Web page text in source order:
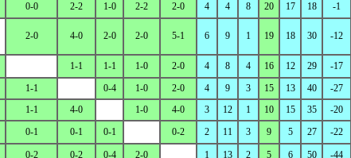
0-0 2-2 1-0 2-2 2-0 4 4 8 20 17 18 -1
2-0 4-0 2-0 2-0 5-1 6 9 1 19 18 30 -12
1-1 1-1 1-0 2-0 4 8 4 16 12 29
-17
1-1 0-4 1-0 2-0 4 9 3 15 13 40
-27
1-1 4-0 1-0 4-0 3 12 1 10 15 35
-20
0-1 0-1 0-1 0-2 2 11 3 9 5 27 -22
0-2 0-2 0-4 2-0 1 13 2 5 6 50 -44